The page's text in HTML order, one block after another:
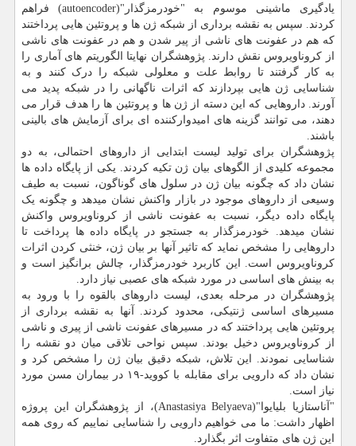
یادگیری ماشینی موسوم به "خودرمزگذار"(autoencoder) فراهم
کردند. سپس به نقشه برداری از شبکه ژن ها و پروتئین هایی پرداختند
که هم در عفونت های ناشی از پیر شدن و هم در عفونت های ناشی
از کروناویروس نقش دارند. پژوهشگران نهایتا الگوریتم های آماری را
به کار گرفتند تا روابط علت و معلولی شبکه را درک کنند و به
شناسایی ژن هایی بپردازند که اثرات ناگهانی را در شبکه پدید می
آورند. داروهایی که این دسته از ژن ها و پروتئین ها را هدف قرار می
دهند، می توانند گزینه های امیدوارکننده ای برای آزمایش های بالینی
باشند.
پژوهشگران برای تولید لیست ابتدایی از داروهای احتمالی، به دو
مجموعه کلیدی از الگوهای بیان ژن تکیه کردند. یکی از پایگاه داده ها
نشان داد که چگونه بیان ژن در سلول های گوناگون، نسبت به طیف
وسیعی از داروهای موجود در بازار واکنش نشان میدهد و چگونه یک
پایگاه داده دیگر، نسبت به عفونت ناشی از کروناویروس واکنش
نشان میدهد. خودرمزگذار به جستجو در پایگاه داده ها پرداخت تا
داروهایی را مشخص نماید که تاثیر آنها بر بیان ژن، خنثی کردن اثرات
کروناویروس است. این کاربرد خودرمزگذار، چالش برانگیز است و
به بینش های اساسی در مورد شبکه های عصبی نیاز دارد.
پژوهشگران در مرحله بعدی، لیست داروهای بالقوه را با ورود به
مسیرهای اساسی ژنتیکی، محدود کردند. آنها به نقشه برداری از
پروتئین هایی پرداختند که در مسیرهای عفونت ناشی از پیری و ناشی
از کروناویروس دخیل بودند. سپس نواحی تلاقی میان دو نقشه را
شناسایی نمودند. این تلاش، شبکه دقیق بیان ژن را مشخص کرد و
نشان داد که دارویی برای مقابله با کووید-۱۹ در بیماران مسن مورد
نیاز است.
"آناستازیا بلیایوا"(Anastasiya Belyaeva)، از پژوهشگران این پروژه
اظهار داشت: ما می خواهیم دارویی را شناسایی نماییم که روی همه
این ژن های متفاوت اثر بگذارد.